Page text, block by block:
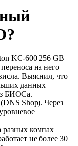
KC-600 256 GB
на него
Выяснил, что
данных
БИОСа.
Shop). Через
разных компах
не более 30